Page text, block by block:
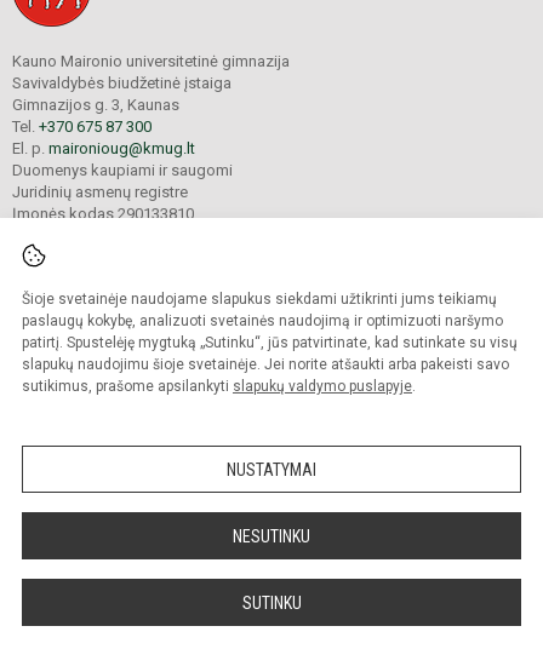
Šioje svetainėje naudojame slapukus siekdami užtikrinti jums teikiamų
paslaugų kokybę, analizuoti svetainės naudojimą ir optimizuoti naršymo
patirtį. Spustelėję mygtuką „Sutinku“, jūs patvirtinate, kad sutinkate su visų
slapukų naudojimu šioje svetainėje. Jei norite atšaukti arba pakeisti savo
sutikimus, prašome apsilankyti slapukų valdymo puslapyje.
NUSTATYMAI
NESUTINKU
SUTINKU
Kauno Maironio universitetinė gimnazija
Savivaldybės biudžetinė įstaiga
Gimnazijos g. 3, Kaunas
Tel. +370 675 87 300
El. p. maironioug@kmug.lt
Duomenys kaupiami ir saugomi
Juridinių asmenų registre
Įmonės kodas 290133810
© 2025. Kauno Maironio universitetinė gimnazija. Visos teisės saugomos.
Kopijuoti turinį be raštiško įstaigos administracijos sutikimo griežtai draudžiama.
Prieinamumo paraiška Slapukų valdymas
Sumanus būdas atnaujinti